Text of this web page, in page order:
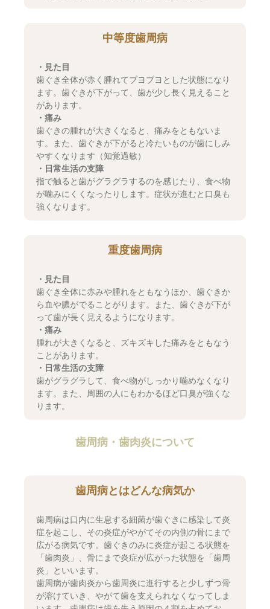
中等度歯周病
・見た目
歯ぐき全体が赤く腫れてブヨブヨとした状態になり
ます。歯ぐきが下がって、歯が少し長く見えること
があります。
・痛み
歯ぐきの腫れが大きくなると、痛みをともないま
す。また、歯ぐきが下がると冷たいものが歯にしみ
やすくなります（知覚過敏）
・日常生活の支障
指で触ると歯がグラグラするのを感じたり、食べ物
が噛みにくくなったりします。症状が進むと口臭も
強くなります。
重度歯周病
・見た目
歯ぐき全体に赤みや腫れをともなうほか、歯ぐきか
ら血や膿がでることがります。また、歯ぐきが下が
って歯が長く見えるようになります。
・痛み
腫れが大きくなると、ズキズキした痛みをともなう
ことがあります。
・日常生活の支障
歯がグラグラして、食べ物がしっかり噛めなくなり
ます。また、周囲の人にもわかるほど口臭が強くな
ります。
歯周病・歯肉炎について
歯周病とはどんな病気か
歯周病は口内に生息する細菌が歯ぐきに感染して炎
症を起こし、その炎症がやがてその内側の骨にまで
広がる病気です。歯ぐきのみに炎症が起こる状態を
「歯肉炎」、骨にまで炎症が広がった状態を「歯周
炎」といいます。
歯周病が歯肉炎から歯周炎に進行すると少しずつ骨
が溶けていき、やがて歯を支えられなくなってしま